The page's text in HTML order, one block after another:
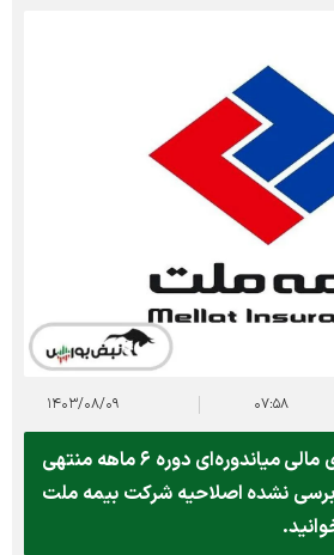
۰۷:۵۸ ۱۴۰۳/۰۸/۰۹
اطلاعات و صورت‌های مالی میاندوره‌ای دوره ۶ ماهه منتهی
۰۶/۳۱ حسابرسی نشده اصلاحیه شرکت بیمه ملت